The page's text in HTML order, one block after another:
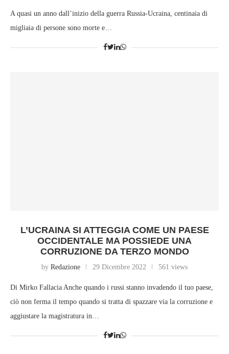
A quasi un anno dall’inizio della guerra Russia-Ucraina, centinaia di
migliaia di persone sono morte e…
L’UCRAINA SI ATTEGGIA COME UN PAESE
OCCIDENTALE MA POSSIEDE UNA
CORRUZIONE DA TERZO MONDO
by Redazione 29 Dicembre 2022 561 views
Di Mirko Fallacia Anche quando i russi stanno invadendo il tuo paese,
ciò non ferma il tempo quando si tratta di spazzare via la corruzione e
aggiustare la magistratura in…